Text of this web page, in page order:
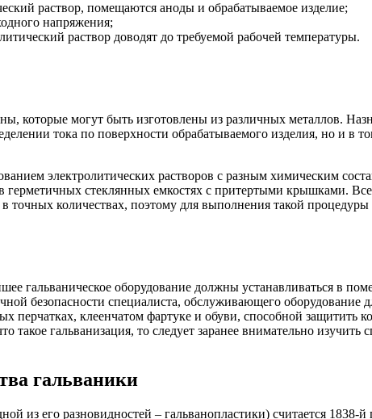
раствор, помещаются аноды и обрабатываемое изделие;
напряжения;
раствор доводят до требуемой рабочей температуры.
которые могут быть изготовлены из различных металлов.
тока по поверхности обрабатываемого изделия, но и в
электролитических растворов с разным химическим
стеклянных емкостях с притертыми крышками.
точных количествах, поэтому для выполнения такой
гальваническое оборудование должны устанавливаться в
безопасности специалиста, обслуживающего оборудование
перчатках, клеенчатом фартуке и обуви, способной защитить
гальванизация, то следует заранее внимательно
гальваники
из его разновидностей – гальванопластики) считается